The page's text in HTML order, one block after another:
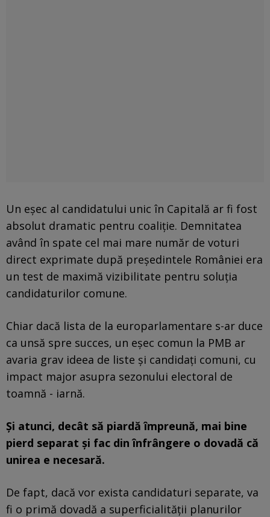
Un eșec al candidatului unic în Capitală ar fi fost
absolut dramatic pentru coaliție. Demnitatea
având în spate cel mai mare număr de voturi
direct exprimate după președintele României era
un test de maximă vizibilitate pentru soluția
candidaturilor comune.
Chiar dacă lista de la europarlamentare s-ar duce
ca unsă spre succes, un eșec comun la PMB ar
avaria grav ideea de liste și candidați comuni, cu
impact major asupra sezonului electoral de
toamnă - iarnă.
Și atunci, decât să piardă împreună, mai bine
pierd separat și fac din înfrângere o dovadă că
unirea e necesară.
De fapt, dacă vor exista candidaturi separate, va
fi o primă dovadă a superficialității planurilor